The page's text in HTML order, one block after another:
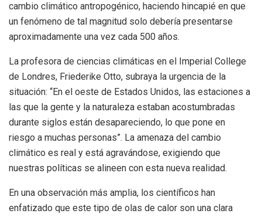
cambio climático antropogénico, haciendo hincapié en que
un fenómeno de tal magnitud solo debería presentarse
aproximadamente una vez cada 500 años.
La profesora de ciencias climáticas en el Imperial College
de Londres, Friederike Otto, subraya la urgencia de la
situación: “En el oeste de Estados Unidos, las estaciones a
las que la gente y la naturaleza estaban acostumbradas
durante siglos están desapareciendo, lo que pone en
riesgo a muchas personas”. La amenaza del cambio
climático es real y está agravándose, exigiendo que
nuestras políticas se alineen con esta nueva realidad.
En una observación más amplia, los científicos han
enfatizado que este tipo de olas de calor son una clara